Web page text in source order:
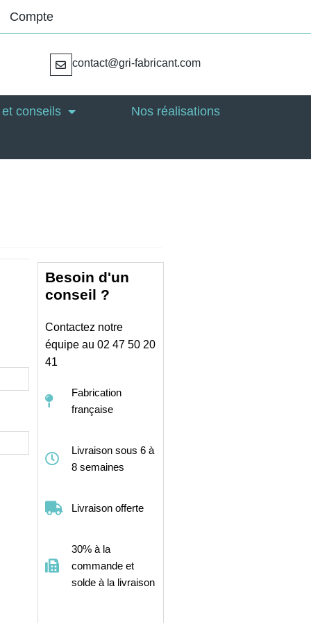
Compte
contact@gri-fabricant.com
conseils Nos réalisations
Besoin d'un
conseil ?
Contactez notre
équipe au 02 47 50 20
41
Fabrication
française
Livraison sous 6 à
8 semaines
Livraison offerte
30% à la
commande et
solde à la livraison